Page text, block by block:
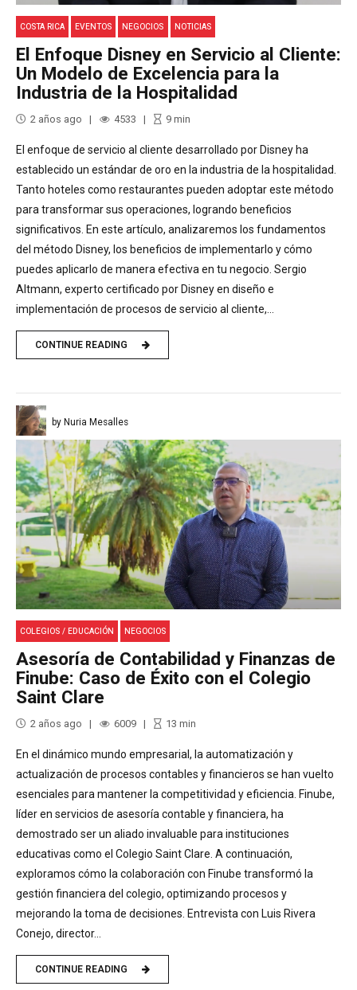
COSTA RICA EVENTOS NEGOCIOS NOTICIAS
El Enfoque Disney en Servicio al Cliente:
Un Modelo de Excelencia para la
Industria de la Hospitalidad
2 años ago 4533 9min
El enfoque de servicio al cliente desarrollado por Disney ha
establecido un estándar de oro en la industria de la hospitalidad.
Tanto hoteles como restaurantes pueden adoptar este método
para transformar sus operaciones, logrando beneficios
significativos. En este artículo, analizaremos los fundamentos
del método Disney, los beneficios de implementarlo y cómo
puedes aplicarlo de manera efectiva en tu negocio. Sergio
Altmann, experto certificado por Disney en diseño e
implementación de procesos de servicio al cliente,...
CONTINUE READING
by Nuria Mesalles
COLEGIOS / EDUCACIÓN NEGOCIOS
Asesoría de Contabilidad y Finanzas de
Finube: Caso de Éxito con el Colegio
Saint Clare
2 años ago 6009 13 min
En el dinámico mundo empresarial, la automatización y
actualización de procesos contables y financieros se han vuelto
esenciales para mantener la competitividad y eficiencia. Finube,
líder en servicios de asesoría contable y financiera, ha
demostrado ser un aliado invaluable para instituciones
educativas como el Colegio Saint Clare. A continuación,
exploramos cómo la colaboración con Finube transformó la
gestión financiera del colegio, optimizando procesos y
mejorando la toma de decisiones. Entrevista con Luis Rivera
Conejo, director...
CONTINUE READING